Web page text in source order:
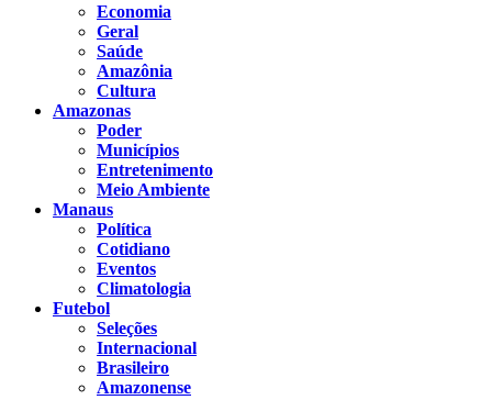
Economia
Geral
Saúde
Amazônia
Cultura
Amazonas
Poder
Municípios
Entretenimento
Meio Ambiente
Manaus
Política
Cotidiano
Eventos
Climatologia
Futebol
Seleções
Internacional
Brasileiro
Amazonense